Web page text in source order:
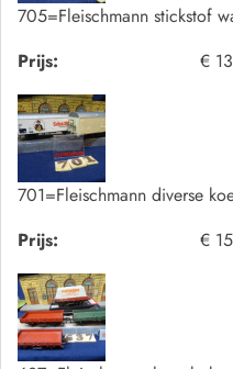
705=Fleischmann stickstof
Prijs:
€
701=Fleischmann diverse
Prijs:
€